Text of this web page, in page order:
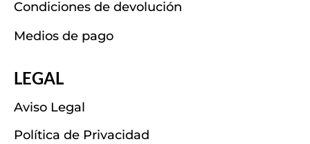
Condiciones de devolución
Medios de pago
LEGAL
Aviso Legal
Política de Privacidad